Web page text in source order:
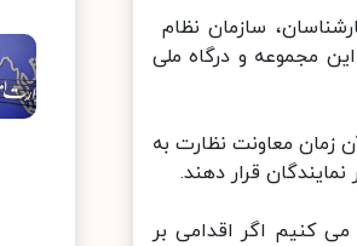
سازمان نظام
مجموعه و درگاه ملی
قانون در آبان ماه ۱۴۰۱ است و تا آن زمان معاونت نظارت به
قرار دهند.
کنیم اگر اقدامی بر